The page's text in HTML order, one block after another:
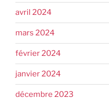
avril 2024
mars 2024
février 2024
janvier 2024
décembre 2023